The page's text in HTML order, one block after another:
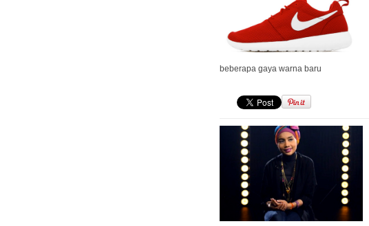
beberapa gaya warna baru